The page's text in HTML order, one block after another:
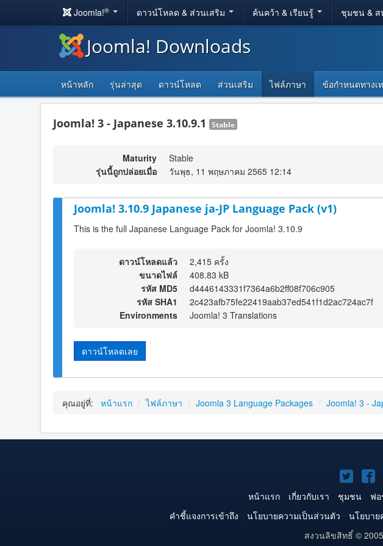
Joomla!® ดาวน์โหลด & ส่วนเสริม ค้นคว้า & เรียนรู้ ชุมชน &
Joomla! Downloads
หน้าหลัก รุ่นล่าสุด ดาวน์โหลด ส่วนเสริม ไฟล์ภาษา ข้อกำหนดทางเ
Joomla! 3 - Japanese 3.10.9.1 Stable
Maturity
Stable
รุ่นนี้ถูกปล่อยเมื่อ
วันพุธ, 11 พฤษภาคม 2565 12:14
Joomla! 3.10.9 Japanese ja-JP Language Pack (v1)
This is the full Japanese Language Pack for Joomla! 3.10.9
ดาวน์โหลดแล้ว
2,415 ครั้ง
ขนาดไฟล์
408.83 kB
รหัส MD5
d4446143331f7364a6b2ff08f706c905
รหัส SHA1
2c423afb75fe22419aab37ed541f1d2ac724ac7f
Environments
Joomla! 3 Translations
ดาวน์โหลดเลย
คุณอยู่ที่: หน้าแรก / ไฟล์ภาษา / Joomla 3 Language Packages / Joomla! 3 -
บน บ
หน้าแรก เกี่ยวกับเรา ชุมชน ฟอ
คำชี้แจงการเข้าถึง
นโยบายความเป็นส่วนตัว นโยบาย
สงวนลิขสิทธิ์ ©